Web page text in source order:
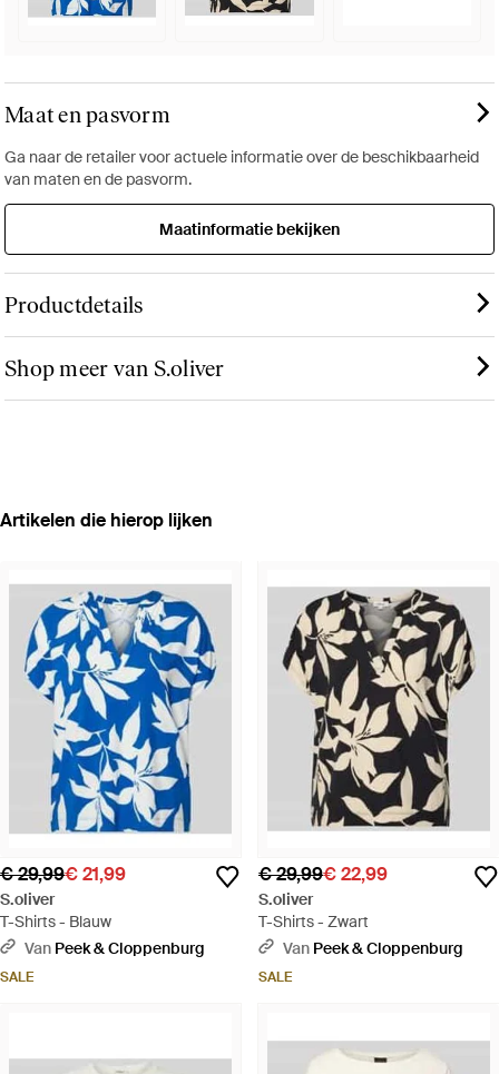
Maat en pasvorm
Ga naar de retailer voor actuele informatie over de beschikbaarheid
van maten en de pasvorm.
Maatinformatie bekijken
Productdetails
Shop meer van S.oliver
Artikelen die hierop lijken
€ 29,99€ 21,99
S.oliver
T-Shirts - Blauw
Van Peek & Cloppenburg
SALE
€ 29,99€ 22,99
S.oliver
T-Shirts - Zwart
Van Peek & Cloppenburg
SALE